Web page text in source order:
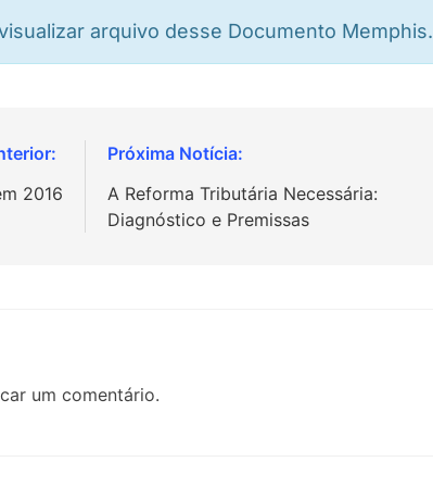
arquivo desse Documento Memphis.
2016
A Reforma Tributária Necessária:
Diagnóstico e Premissas
um comentário.